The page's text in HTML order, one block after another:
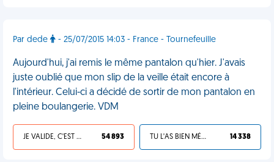
Par dede - 25/07/2015 14:03 - France - Tournefeuille
Aujourd'hui, j'ai remis le même pantalon qu'hier. J'avais
juste oublié que mon slip de la veille était encore à
l'intérieur. Celui-ci a décidé de sortir de mon pantalon en
pleine boulangerie. VDM
JE VALIDE, C'EST UNE VDM 54 893 TU L'AS BIEN MÉRITÉ 14 338